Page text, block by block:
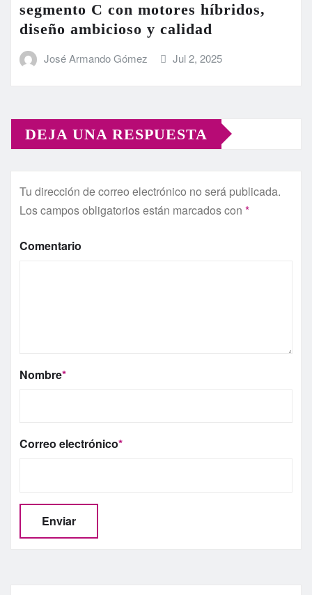
segmento C con motores híbridos,
diseño ambicioso y calidad
José Armando Gómez Jul 2, 2025
DEJA UNA RESPUESTA
Tu dirección de correo electrónico no será publicada.
Los campos obligatorios están marcados con *
Comentario
Nombre*
Correo electrónico*